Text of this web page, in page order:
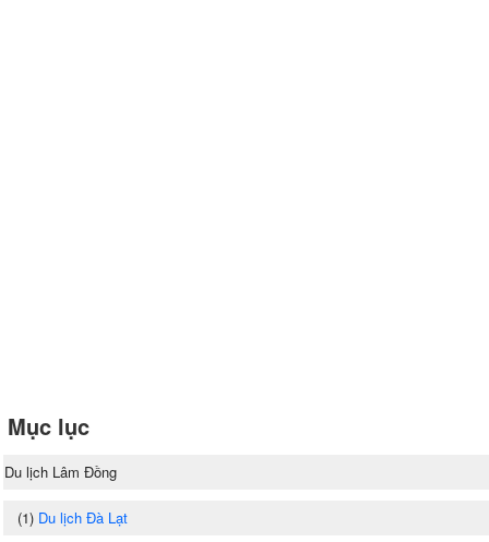
Mục lục
Du lịch Lâm Đồng
(1) Du lịch Đà Lạt